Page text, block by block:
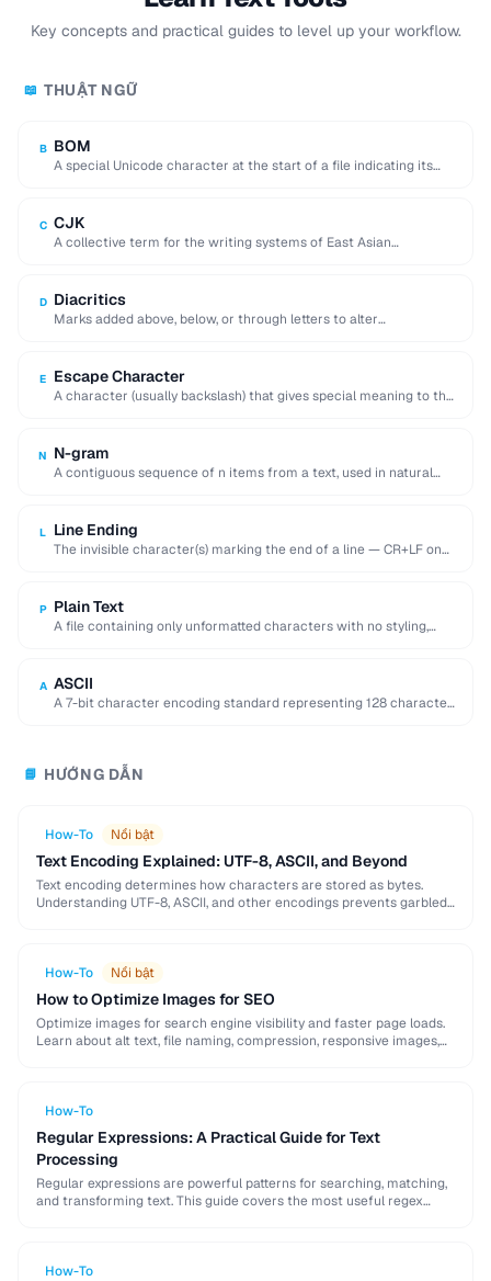
Key concepts and practical guides to level up your workflow.
📖 THUẬT NGỮ
B BOM
A special Unicode character at the start of a file indicating its
C CJK
A collective term for the writing systems of East Asian
D Diacritics
Marks added above, below, or through letters to alter
E Escape Character
A character (usually backslash) that gives special meaning to the
N N-gram
A contiguous sequence of n items from a text, used in natural
L Line Ending
The invisible character(s) marking the end of a line — CR+LF on
P Plain Text
A file containing only unformatted characters with no styling,
A ASCII
A 7-bit character encoding standard representing 128 characters
📘 HƯỚNG DẪN
How-To Nổi bật
Text Encoding Explained: UTF-8, ASCII, and Beyond
Text encoding determines how characters are stored as bytes.
Understanding UTF-8, ASCII, and other encodings prevents garbled
How-To Nổi bật
How to Optimize Images for SEO
Optimize images for search engine visibility and faster page loads.
Learn about alt text, file naming, compression, responsive images,
How-To
Regular Expressions: A Practical Guide for Text
Processing
Regular expressions are powerful patterns for searching, matching,
and transforming text. This guide covers the most useful regex
How-To